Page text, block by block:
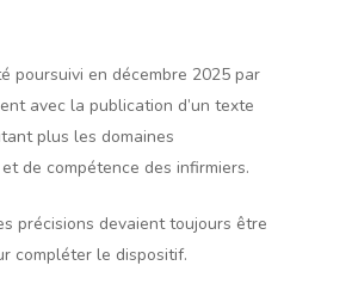
poursuivi en décembre 2025 par
avec la publication d’un texte
plus les domaines
de compétence des infirmiers.
précisions devaient toujours être
compléter le dispositif.